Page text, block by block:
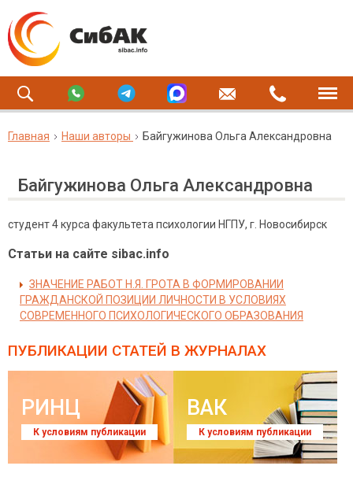
Главная Наши авторы Байгужинова Ольга Александровна
Байгужинова Ольга Александровна
студент 4 курса факультета психологии НГПУ, г. Новосибирск
Статьи на сайте sibac.info
ЗНАЧЕНИЕ РАБОТ Н.Я. ГРОТА В ФОРМИРОВАНИИ
ГРАЖДАНСКОЙ ПОЗИЦИИ ЛИЧНОСТИ В УСЛОВИЯХ
СОВРЕМЕННОГО ПСИХОЛОГИЧЕСКОГО ОБРАЗОВАНИЯ
ПУБЛИКАЦИИ СТАТЕЙ В ЖУРНАЛАХ
РИНЦ
К условиям публикации
ВАК
К условиям публикации